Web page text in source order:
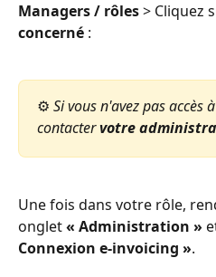
Managers / rôles > Cliquez
concerné :
⚙️ Si vous n'avez pas accès
contacter votre
Une fois dans votre rôle,
onglet « Administration »
Connexion e-invoicing ».